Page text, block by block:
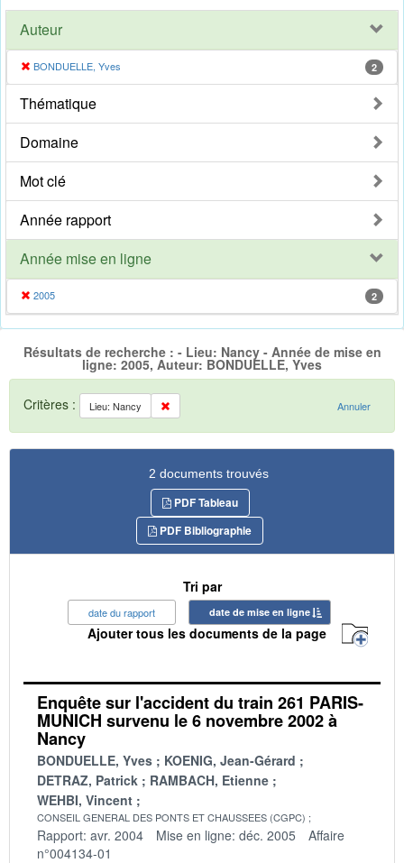
Auteur
BONDUELLE, Yves 2
Thématique
Domaine
Mot clé
Année rapport
Année mise en ligne
2005 2
Résultats de recherche : - Lieu: Nancy - Année de mise en
ligne: 2005, Auteur: BONDUELLE, Yves
Critères : Lieu: Nancy Annuler
2 documents trouvés
PDF Tableau
PDF Bibliographie
Tri par
date du rapport date de mise en ligne
Ajouter tous les documents de la page
Enquête sur l'accident du train 261 PARIS-
MUNICH survenu le 6 novembre 2002 à
Nancy
BONDUELLE, Yves
KOENIG, Jean-Gérard
DETRAZ, Patrick
RAMBACH, Etienne
WEHBI, Vincent
CONSEIL GENERAL DES PONTS ET CHAUSSEES (CGPC)
Rapport: avr. 2004 Mise en ligne: déc. 2005
Affaire
n°004134-01